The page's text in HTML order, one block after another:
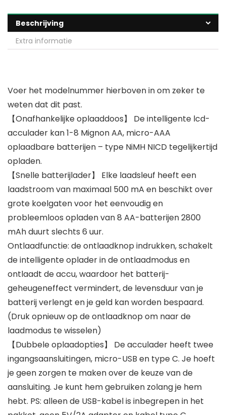
Beschrijving
Extra informatie
Voer het modelnummer hierboven in om zeker te
weten dat dit past.
【Onafhankelijke oplaaddoos】 De intelligente lcd-
acculader kan 1-8 Mignon AA, micro-AAA
oplaadbare batterijen – type NiMH NICD tegelijkertijd
opladen.
【Snelle batterijlader】 Elke laadsleuf heeft een
laadstroom van maximaal 500 mA en beschikt over
grote koelgaten voor het eenvoudig en
probleemloos opladen van 8 AA-batterijen 2800
mAh duurt slechts 6 uur.
Ontlaadfunctie: de ontlaadknop indrukken, schakelt
de intelligente oplader in de ontlaadmodus en
ontlaadt de accu, waardoor het batterij-
geheugeneffect vermindert, de levensduur van je
batterij verlengt en je geld kan worden bespaard.
(Druk opnieuw op de ontlaadknop om naar de
laadmodus te wisselen)
【Dubbele oplaadopties】 De acculader heeft twee
ingangsaansluitingen, micro-USB en type C. Je hoeft
je geen zorgen te maken over de keuze van de
aansluiting. Je kunt hem gebruiken zolang je hem
hebt. PS: alleen de USB-kabel is inbegrepen in het